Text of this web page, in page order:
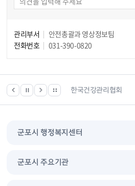
관리부서
안전총괄과 영상정보팀
전화번호
031-390-0820
등 위치찾기서비스 한국건강관리협회
군포시 행정복지센터
군포시 주요기관